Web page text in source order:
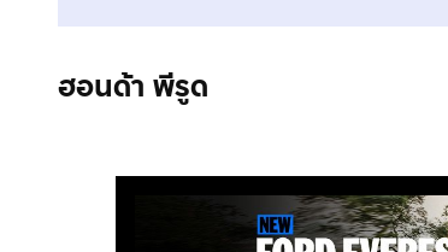
ฮอนด้า พีรูด